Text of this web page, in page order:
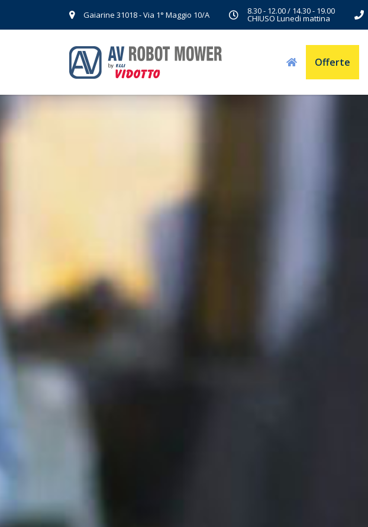
Gaiarine 31018 - Via 1° Maggio 10/A 8.30 - 12.00 / 14.30 - 19.00
CHIUSO Lunedi mattina
Offerte